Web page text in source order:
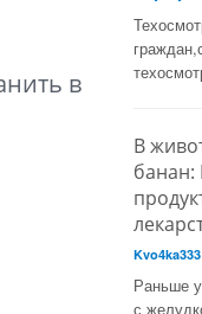
в
В
банан:
Kvo4ka333
Раньше
с